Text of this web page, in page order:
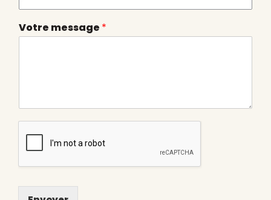
Votre message *